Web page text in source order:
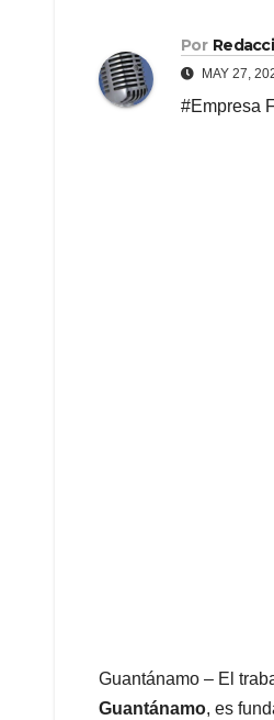
Por
MAY 27,
#Empresa
Guantánamo – El
Guantánamo, es